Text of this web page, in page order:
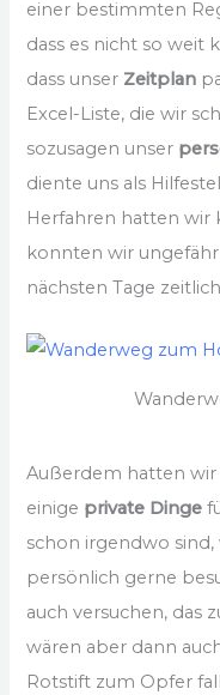
einer bestimmten
dass es nicht so weit
dass unser Zeitplan
Excel-Liste, die wir
sozusagen unser
diente uns als
Herfahren hatten wir
konnten wir
nächsten Tage
Außerdem hatten wir
einige private Dinge
schon irgendwo
persönlich gerne
auch versuchen, das
wären aber dann
Rotstift zum Opfer